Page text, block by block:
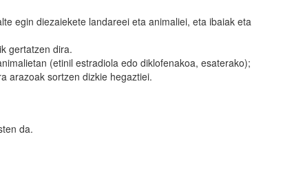
egin diezaiekete landareei eta animaliei, eta ibaiak eta
gertatzen dira.
(etinil estradiola edo diklofenakoa, esaterako);
arazoak sortzen dizkie hegaztiei.
da.